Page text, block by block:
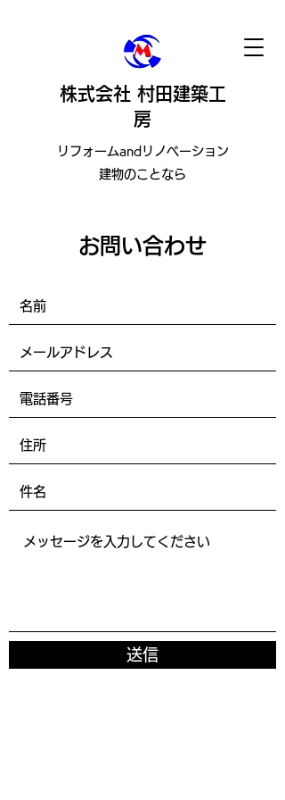
株式会社 村田建築工
房
​リフォームandリノベーション
建物のことなら
お問い合わせ
送信